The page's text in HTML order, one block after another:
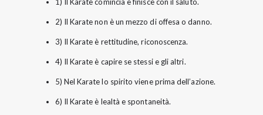
2) Il Karate non è un mezzo di offesa o danno.
3) Il Karate è rettitudine, riconoscenza.
4) Il Karate è capire se stessi e gli altri.
5) Nel Karate lo spirito viene prima dell’azione.
6) Il Karate è lealtà e spontaneità.